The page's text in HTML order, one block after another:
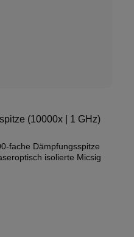
(10000x | 1 GHz)
fache Dämpfungsspitze
isolierte Micsig